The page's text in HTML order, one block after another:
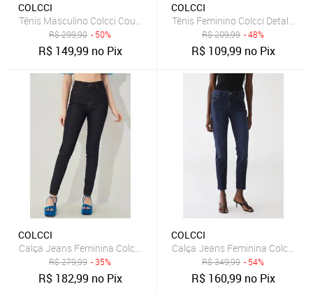
COLCCI
Tênis Masculino Colcci Couro Bege
R$299,90 - 50%
R$ 149,99 no Pix
COLCCI
Tênis Feminino Colcci Detalhe
R$209,99 - 48%
R$ 109,99 no Pix
COLCCI
Calça Jeans Feminina Colcci Skinny Karen Azul-Marinho
R$279,99 - 35%
R$ 182,99 no Pix
COLCCI
Calça Jeans Feminina Colcci
R$349,99 - 54%
R$ 160,99 no Pix